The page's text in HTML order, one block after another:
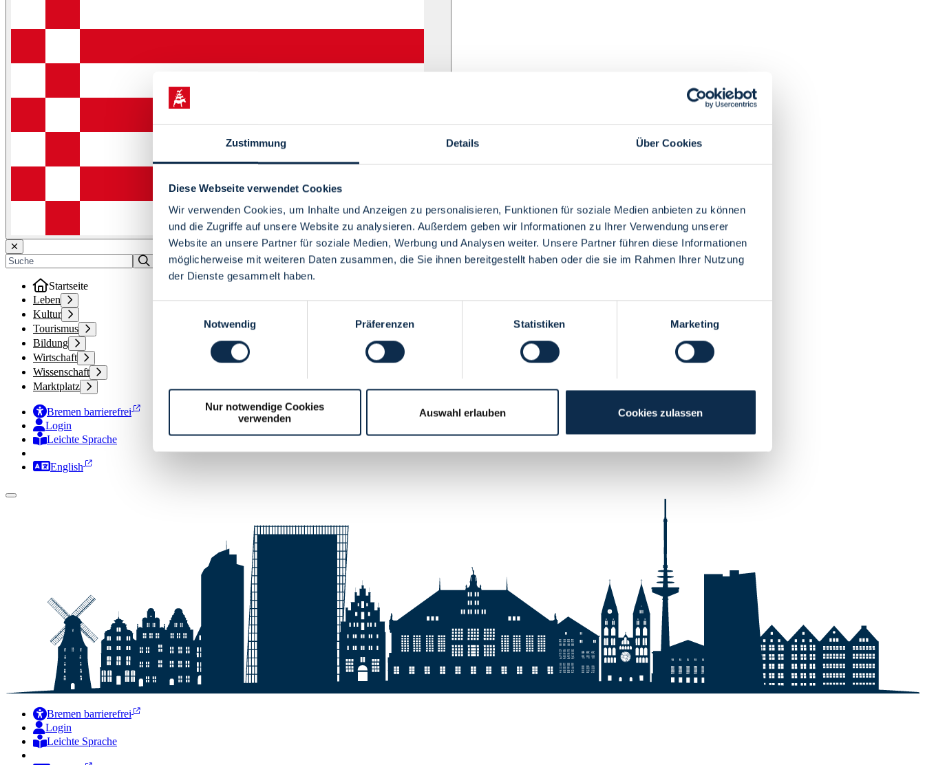
Zustimmung Details Über Cookies
Diese Webseite verwendet Cookies
Wir verwenden Cookies, um Inhalte und Anzeigen zu personalisieren, Funktionen für soziale Medien anbieten zu können
und die Zugriffe auf unsere Website zu analysieren. Außerdem geben wir Informationen zu Ihrer Verwendung unserer
Website an unsere Partner für soziale Medien, Werbung und Analysen weiter. Unsere Partner führen diese Informationen
möglicherweise mit weiteren Daten zusammen, die Sie ihnen bereitgestellt haben oder die sie im Rahmen Ihrer Nutzung
der Dienste gesammelt haben.
Notwendig
Präferenzen Statistiken Marketing
Nur notwendige Cookies
verwenden
Auswahl erlauben Cookies zulassen
Menü
Startseite
Leben
Kultur
Tourismus
Bildung
Wirtschaft
Wissenschaft
Marktplatz
Bremen barrierefrei
Login
Leichte Sprache
Zur Deutschen Gebärdensprache
English
Bremen barrierefrei
Login
Leichte Sprache